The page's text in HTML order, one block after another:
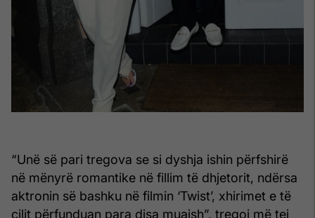
“Unë së pari tregova se si dyshja ishin përfshirë
në mënyrë romantike në fillim të dhjetorit, ndërsa
aktronin së bashku në filmin ‘Twist’, xhirimet e të
cilit përfunduan para disa muajsh”, tregoi më tej